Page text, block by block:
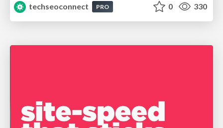
techseoconnect
PRO 0 330